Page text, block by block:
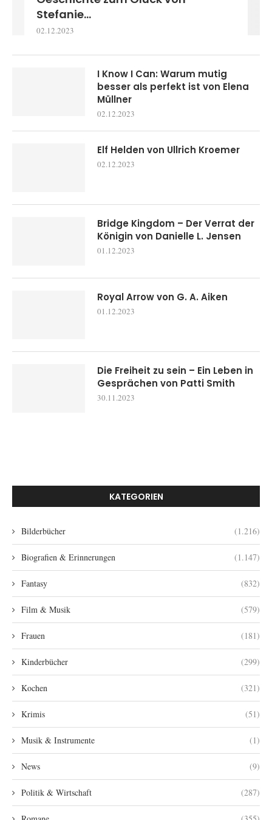
Stefanie...
02.12.2023
I Know I Can: Warum mutig
besser als perfekt ist von Elena
Müllner
02.12.2023
Elf Helden von Ullrich Kroemer
02.12.2023
Bridge Kingdom – Der Verrat der
Königin von Danielle L. Jensen
01.12.2023
Royal Arrow von G. A. Aiken
01.12.2023
Die Freiheit zu sein – Ein Leben in
Gesprächen von Patti Smith
30.11.2023
KATEGORIEN
Bilderbücher (1.216)
Biografien & Erinnerungen (1.147)
Fantasy (832)
Film & Musik (579)
Frauen (181)
Kinderbücher (299)
Kochen (321)
Krimis (51)
Musik & Instrumente (1)
News (9)
Politik & Wirtschaft (287)